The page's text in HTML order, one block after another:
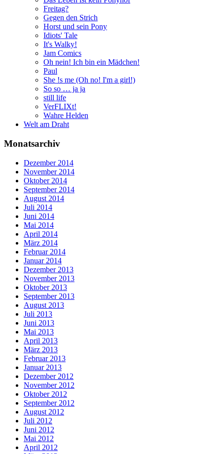
Freitag?
Gegen den Strich
Horst und sein Pony
Idiots' Tale
It's Walky!
Jam Comics
Oh nein! Ich bin ein Mädchen!
Paul
She !s me (Oh no! I'm a girl!)
So so … ja ja
still life
VerFLIXt!
Wahre Helden
Welt am Draht
Monatsarchiv
Dezember 2014
November 2014
Oktober 2014
September 2014
August 2014
Juli 2014
Juni 2014
Mai 2014
April 2014
März 2014
Februar 2014
Januar 2014
Dezember 2013
November 2013
Oktober 2013
September 2013
August 2013
Juli 2013
Juni 2013
Mai 2013
April 2013
März 2013
Februar 2013
Januar 2013
Dezember 2012
November 2012
Oktober 2012
September 2012
August 2012
Juli 2012
Juni 2012
Mai 2012
April 2012